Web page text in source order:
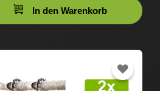
In den Warenkorb